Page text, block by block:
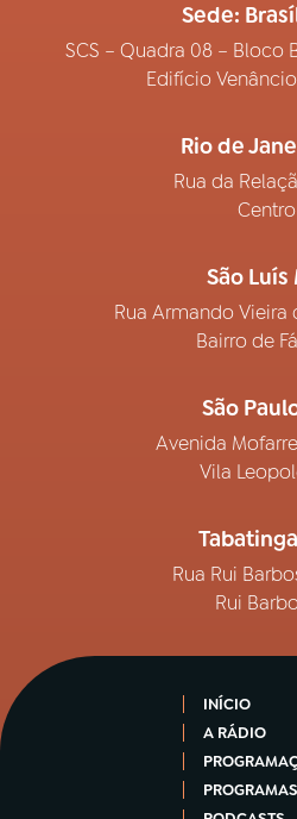
Sede:
SCS – Quadra 08 – Bloco
Edifício
Rio de
Rua da
Centro
São Luís
Rua Armando Vieira
Bairro de
São
Avenida
Vila
Rua Rui
Rui
INÍCIO
A RÁDIO
PROGRAMAS